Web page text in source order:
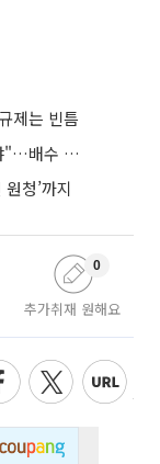
제는 빈틈
與 "단일종목 레버리지 ETF 상품성 낮춰야"…배수 조정안도 거론
청’까지
추가취재 원해요
0